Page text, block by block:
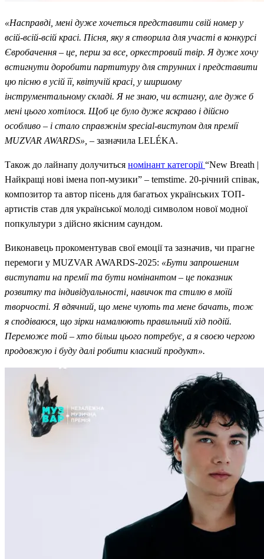
«Насправді, мені дуже хочеться представити свій номер у
всій-всій-всій красі. Пісня, яку я створила для участі в конкурсі
Євробачення – це, перш за все, оркестровий твір. Я дуже хочу
встигнути доробити партитуру для струнних і представити
цю пісню в усій її, квітучій красі, у ширшому
інструментальному складі. Я не знаю, чи встигну, але дуже б
мені цього хотілося. Щоб це було дуже яскраво і дійсно
особливо – і стало справжнім special-виступом для премії
MUZVAR AWARDS», – зазначила LELÉKA.
Також до лайнапу долучиться номінант категорії“New Breath |
Найкращі нові імена поп-музики” – temstime. 20-річний співак,
композитор та автор пісень для багатьох українських ТОП-
артистів став для української молоді символом нової модної
попкультури з дійсно якісним саундом.
Виконавець прокоментував свої емоції та зазначив, чи прагне
перемоги у MUZVAR AWARDS-2025: «Бути запрошеним
виступати на премії та бути номінантом – це показник
розвитку та індивідуальності, навичок та стилю в моїй
творчості. Я вдячний, що мене чують та мене бачать, тож
я сподіваюся, що зірки намалюють правильний хід подій.
Переможе той – хто більш цього потребує, а я своєю чергою
продовжую і буду далі робити класний продукт».